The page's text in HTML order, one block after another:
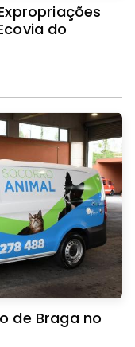
do
de Braga no